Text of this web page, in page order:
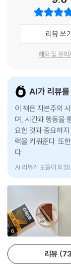
하루 열 시간 쉬지 않
적 가스라이팅’에서
화해 일반인의 한 달
주의는 ‘시간당 노동
--- pp.309-310, 「5
리 버는 사람이 이기
소득이 적을수록 ‘쌓
한 포지션을 선점할
집중하는 것이다. 월
웃에 이를 것이 자명
는 곱하기 게임을 할
션에 대응하는 레버
최대한 덜 소모하면
우리는 모두 사업할
→ 더 늦기 전에 당신의
안전한 피라미드에
는 피라미드가 안전
다. 고령화로 인한 소
인 노후를 대비하는
나 사업을 시도했다가
다. 유나바머는 강의
리뷰 쓰
혜택 및 유의
AI가 리뷰
이 책은 자본주의
며, 시간과 행동을
요한 것과 중요하
력을 키워준다. 또
다.
AI 리뷰가 도움이 되었
6
리뷰